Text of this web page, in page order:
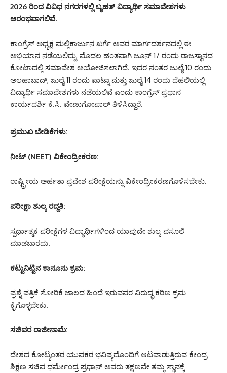
2026 ರಿಂದ ವಿವಿಧ ನಗರಗಳಲ್ಲಿ ಬೃಹತ್ ವಿದ್ಯಾರ್ಥಿ ಸಮಾವೇಶಗಳು
ಆರಂಭವಾಗಲಿವೆ.
ಕಾಂಗ್ರೆಸ್ ಅಧ್ಯಕ್ಷ ಮಲ್ಲಿಕಾರ್ಜುನ ಖರ್ಗೆ ಅವರ ಮಾರ್ಗದರ್ಶನದಲ್ಲಿ ಈ
ಅಭಿಯಾನ ನಡೆಯಲಿದ್ದು, ಮೊದಲ ಹಂತವಾಗಿ ಜೂನ್ 17 ರಂದು ರಾಜಸ್ಥಾನದ
ಕೋಟಾದಲ್ಲಿ ಸಮಾವೇಶ ಆಯೋಜಿಸಲಾಗಿದೆ. ಇದರ ನಂತರ ಜುಲೈ 10 ರಂದು
ಅಲಹಾಬಾದ್, ಜುಲೈ 11 ರಂದು ಪಾಟ್ನಾ ಮತ್ತು ಜುಲೈ 14 ರಂದು ದೆಹಲಿಯಲ್ಲಿ
ವಿದ್ಯಾರ್ಥಿ ಸಮಾವೇಶಗಳು ನಡೆಯಲಿವೆ ಎಂದು ಕಾಂಗ್ರೆಸ್ ಪ್ರಧಾನ
ಕಾರ್ಯದರ್ಶಿ ಕೆ.ಸಿ. ವೇಣುಗೋಪಾಲ್ ತಿಳಿಸಿದ್ದಾರೆ.
ಪ್ರಮುಖ ಬೇಡಿಕೆಗಳು:
ನೀಟ್ (NEET) ವಿಕೇಂದ್ರೀಕರಣ:
ರಾಷ್ಟ್ರೀಯ ಅರ್ಹತಾ ಪ್ರವೇಶ ಪರೀಕ್ಷೆಯನ್ನು ವಿಕೇಂದ್ರೀಕರಣಗೊಳಿಸಬೇಕು.
ಪರೀಕ್ಷಾ ಶುಲ್ಕ ರದ್ದತಿ:
ಸ್ಪರ್ಧಾತ್ಮಕ ಪರೀಕ್ಷೆಗಳ ವಿದ್ಯಾರ್ಥಿಗಳಿಂದ ಯಾವುದೇ ಶುಲ್ಕ ವಸೂಲಿ
ಮಾಡಬಾರದು.
ಕಟ್ಟುನಿಟ್ಟಿನ ಕಾನೂನು ಕ್ರಮ:
ಪ್ರಶ್ನೆ ಪತ್ರಿಕೆ ಸೋರಿಕೆ ಜಾಲದ ಹಿಂದೆ ಇರುವವರ ವಿರುದ್ಧ ಕಠಿಣ ಕ್ರಮ
ಕೈಗೊಳ್ಳಬೇಕು.
ಸಚಿವರ ರಾಜೀನಾಮೆ:
ದೇಶದ ಕೋಟ್ಯಂತರ ಯುವಕರ ಭವಿಷ್ಯದೊಂದಿಗೆ ಆಟವಾಡುತ್ತಿರುವ ಕೇಂದ್ರ
ಶಿಕ್ಷಣ ಸಚಿವ ಧರ್ಮೇಂದ್ರ ಪ್ರಧಾನ್ ಅವರು ತಕ್ಷಣವೇ ತಮ್ಮ ಸ್ಥಾನಕ್ಕೆ